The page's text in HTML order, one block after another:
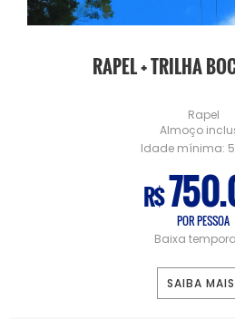
RAPEL + TRILHA
Rapel
Almoço
Idade mínima:
R$
POR PESSOA
Baixa
SAIBA MAIS